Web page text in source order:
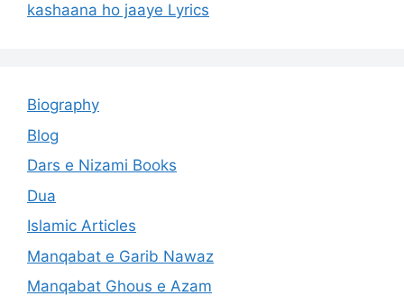
kashaana ho jaaye Lyrics
Biography
Blog
Dars e Nizami Books
Dua
Islamic Articles
Manqabat e Garib Nawaz
Manqabat Ghous e Azam